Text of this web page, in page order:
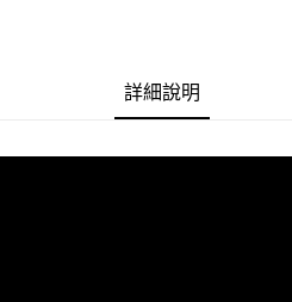
ATM付款
詳細說明